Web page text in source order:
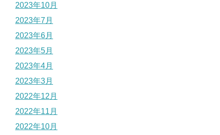
2023年10月
2023年7月
2023年6月
2023年5月
2023年4月
2023年3月
2022年12月
2022年11月
2022年10月